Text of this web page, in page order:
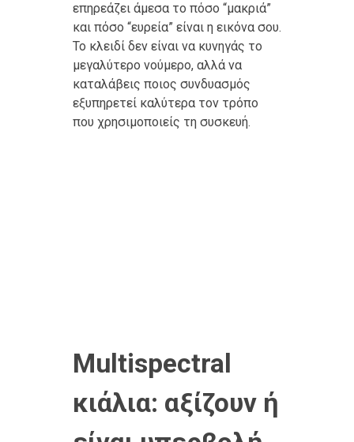
επηρεάζει άμεσα το πόσο “μακριά”
και πόσο “ευρεία” είναι η εικόνα σου.
Το κλειδί δεν είναι να κυνηγάς το
μεγαλύτερο νούμερο, αλλά να
καταλάβεις ποιος συνδυασμός
εξυπηρετεί καλύτερα τον τρόπο
που χρησιμοποιείς τη συσκευή.
Multispectral
κιάλια: αξίζουν ή